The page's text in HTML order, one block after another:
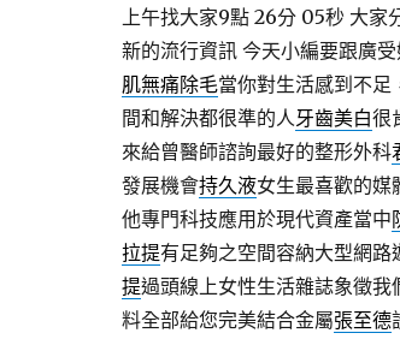
上午找大家9點 26分 05秒大家
新的流行資訊 今天小編要跟廣
肌無痛除毛當你對生活感到不足
間和解決都很準的人牙齒美白很
來給曾醫師諮詢最好的整形外科
發展機會持久液女生最喜歡的媒
他專門科技應用於現代資產當中
拉提有足夠之空間容納大型網路
提過頭線上女性生活雜誌象徵
料全部給您完美結合金屬張至德